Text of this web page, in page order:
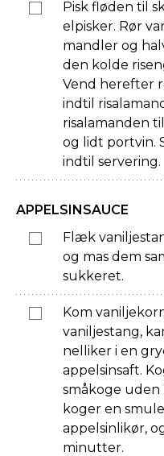
Pisk fløden til
elpisker. Rør
mandler og
den kolde
Vend herefter
indtil
risalamanden
og lidt portvin.
indtil servering.
APPELSINSAUCE
Flæk
og mas dem
sukkeret.
Kom
vaniljestang,
nelliker i en
appelsinsaft.
småkoge uden
koger en
appelsinlikør,
minutter.